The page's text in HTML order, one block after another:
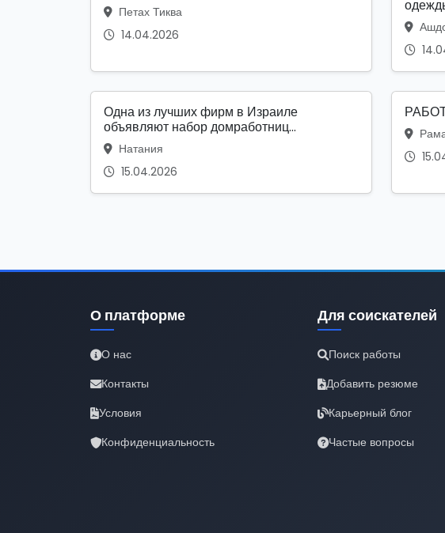
Петах Тиква
14.04.2026
Одна из лучших фирм в Израиле
объявляют набор домработниц...
Натания
15.04.2026
О платформе
О нас
Контакты
Условия
Конфиденциальность
Для соискателей
Поиск работы
Добавить резюме
Карьерный блог
Частые вопросы